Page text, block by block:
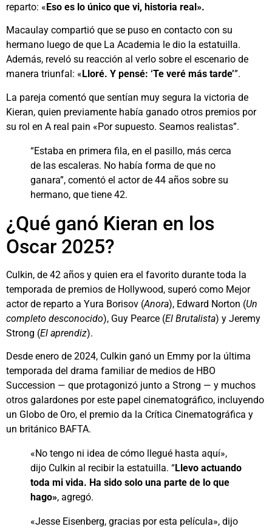
reparto: «Eso es lo único que vi, historia real».
Macaulay compartió que se puso en contacto con su
hermano luego de que La Academia le dio la estatuilla.
Además, reveló su reacción al verlo sobre el escenario de
manera triunfal: « Lloré. Y pensé: ‘Te veré más tarde’”.
La pareja comentó que sentían muy segura la victoria de
Kieran, quien previamente había ganado otros premios por
su rol en A real pain «Por supuesto. Seamos realistas”.
“Estaba en primera fila, en el pasillo, más cerca
de las escaleras. No había forma de que no
ganara”, comentó el actor de 44 años sobre su
hermano, que tiene 42.
¿Qué ganó Kieran en los
Oscar 2025?
Culkin, de 42 años y quien era el favorito durante toda la
temporada de premios de Hollywood, superó como Mejor
actor de reparto a Yura Borisov (Anora), Edward Norton (Un
completo desconocido), Guy Pearce (El Brutalista) y Jeremy
Strong (El aprendiz).
Desde enero de 2024, Culkin ganó un Emmy por la última
temporada del drama familiar de medios de HBO
Succession — que protagonizó junto a Strong — y muchos
otros galardones por este papel cinematográfico, incluyendo
un Globo de Oro, el premio da la Crítica Cinematográfica y
un británico BAFTA.
«No tengo ni idea de cómo llegué hasta aquí»,
dijo Culkin al recibir la estatuilla. “Llevo actuando
toda mi vida. Ha sido solo una parte de lo que
hago», agregó.
«Jesse Eisenberg, gracias por esta película», dijo